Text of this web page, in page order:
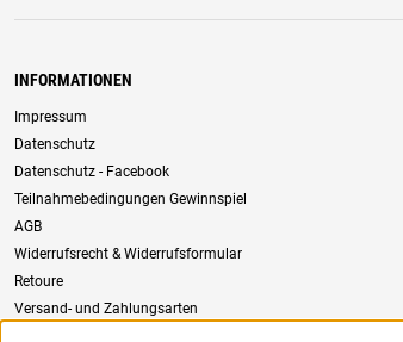
INFORMATIONEN
Impressum
Datenschutz
Datenschutz - Facebook
Teilnahmebedingungen Gewinnspiel
AGB
Widerrufsrecht & Widerrufsformular
Retoure
Versand- und Zahlungsarten